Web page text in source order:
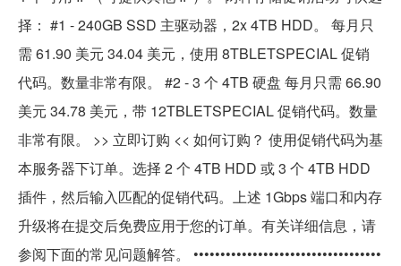
择： #1 - 240GB SSD 主驱动器，2x 4TB HDD。 每月只
需 61.90 美元 34.04 美元，使用 8TBLETSPECIAL 促销
代码。数量非常有限。 #2 - 3 个 4TB 硬盘 每月只需 66.90
美元 34.78 美元，带 12TBLETSPECIAL 促销代码。数量
非常有限。 >> 立即订购 << 如何订购？ 使用促销代码为基
本服务器下订单。选择 2 个 4TB HDD 或 3 个 4TB HDD
插件，然后输入匹配的促销代码。上述 1Gbps 端口和内存
升级将在提交后免费应用于您的订单。有关详细信息，请
参阅下面的常见问题解答。 •••••••••••••••••••••••••••••••••••